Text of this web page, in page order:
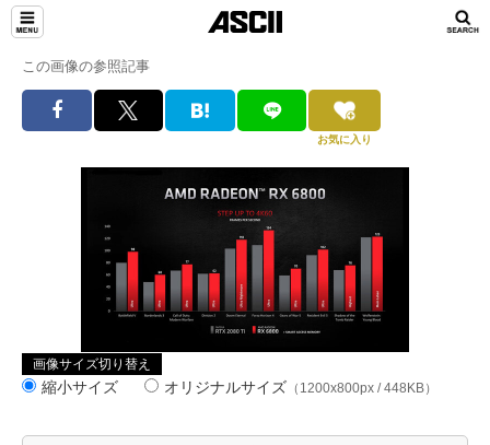
この画像の参照記事
お気に入り
画像サイズ切り替え
縮小サイズ オリジナルサイズ （1200x800px / 448KB）